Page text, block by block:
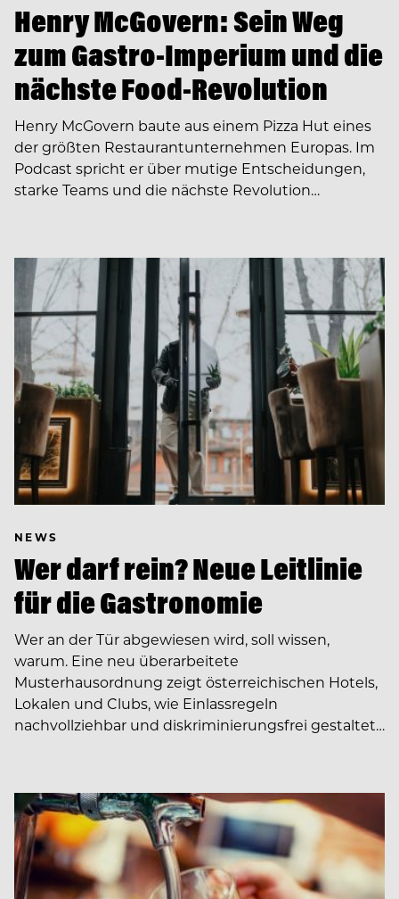
Henry McGovern: Sein Weg
zum Gastro-Imperium und die
nächste Food-Revolution
Henry McGovern baute aus einem Pizza Hut eines
der größten Restaurantunternehmen Europas. Im
Podcast spricht er über mutige Entscheidungen,
starke Teams und die nächste Revolution…
NEWS
Wer darf rein? Neue Leitlinie
für die Gastronomie
Wer an der Tür abgewiesen wird, soll wissen,
warum. Eine neu überarbeitete
Musterhausordnung zeigt österreichischen Hotels,
Lokalen und Clubs, wie Einlassregeln
nachvollziehbar und diskriminierungsfrei gestaltet…